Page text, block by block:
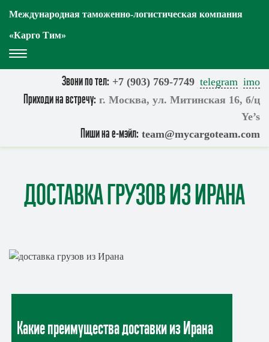
Международная таможенно-логистическая компания
«Карго Тим»
Toggle
Navigation
Звони по тел: +7 (903) 769-7749 telegram imo
Приходи на встречу: г. Москва, ул. Митинская 16, б/ц
Ye’s
Пиши на е-мэйл: team@mycargoteam.сom
ДОСТАВКА ГРУЗОВ ИЗ ИРАНА
Какие преимущества доставки из Ирана